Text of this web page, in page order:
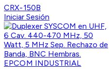
CRX-150B
Iniciar Sesión
EPCOM INDUSTRIAL